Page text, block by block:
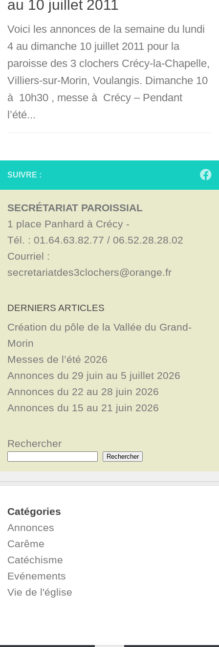
au 10 juillet 2011
Voici les annonces de la semaine du lundi
4 au dimanche 10 juillet 2011 pour la
paroisse des 3 clochers Crécy-la-Chapelle,
Villiers-sur-Morin, Voulangis. Dimanche 10
à 10h30 , messe à Crécy – Pendant
l’été...
SUIVRE :
SECRÉTARIAT PAROISSIAL
1 place Panhard à Crécy -
Tél. : 01.64.63.82.77 / 06.52.28.28.02
Courriel :
secretariatdes3clochers@orange.fr
DERNIERS ARTICLES
Création du pôle de la Vallée du Grand-
Morin
Messes de l’été 2026
Annonces du 29 juin au 5 juillet 2026
Annonces du 22 au 28 juin 2026
Annonces du 15 au 21 juin 2026
Rechercher
Rechercher
Catégories
Annonces
Carême
Catéchisme
Evénements
Vie de l'église